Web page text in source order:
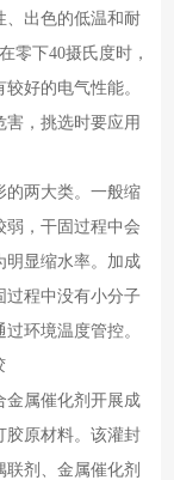
、出色的低温和耐
零下40摄氏度时，
好的电气性能。
，挑选时要应用
的两大类。一般缩
弱，干固过程中会
明显缩水率。加成
过程中没有小分子
环境温度管控。
金属催化剂开展成
胶原材料。该灌封
剂、金属催化剂